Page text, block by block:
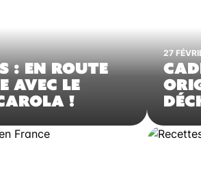
: EN ROUTE
AVEC LE
!
27